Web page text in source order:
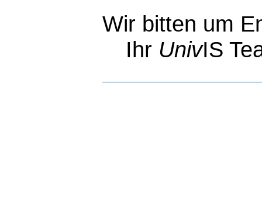
Wir bitten um
Ihr UnivIS